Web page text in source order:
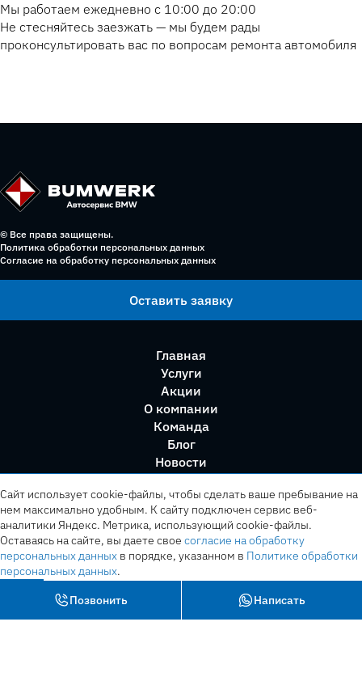
Мы работаем ежедневно с 10:00 до 20:00
Не стесняйтесь заезжать — мы будем рады
проконсультировать вас по вопросам ремонта автомобиля
© Все права защищены.
Политика обработки персональных данных
Согласие на обработку персональных данных
Оставить заявку
Главная
Услуги
Акции
О компании
Команда
Блог
Новости
Позвонить Написать
Сайт использует cookie-файлы, чтобы сделать ваше пребывание на
нем максимально удобным. К cайту подключен сервис веб-
аналитики Яндекс. Метрика, использующий cookie-файлы.
Оставаясь на сайте, вы даете свое согласие на обработку
персональных данных в порядке, указанном в Политике обработки
персональных данных.